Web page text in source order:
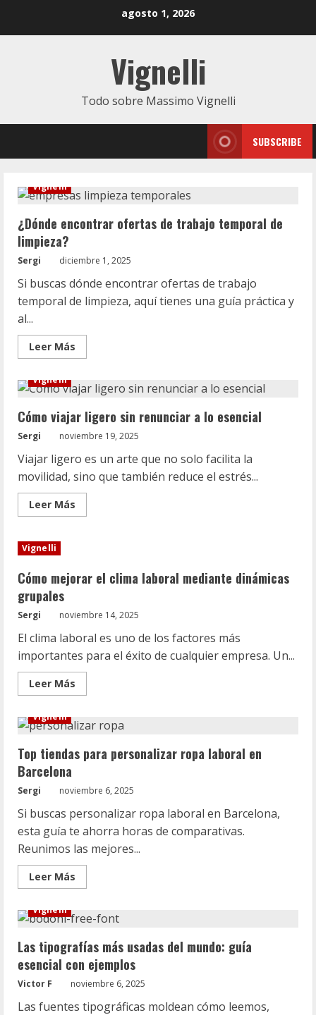
agosto 1, 2026
Vignelli
Todo sobre Massimo Vignelli
SUBSCRIBE
Vignelli
¿Dónde encontrar ofertas de trabajo temporal de
limpieza?
Sergi diciembre 1, 2025
Si buscas dónde encontrar ofertas de trabajo
temporal de limpieza, aquí tienes una guía práctica y
al...
Leer Más
más
¿Dónde
encontrar
de
trabajo
temporal
limpieza?
Vignelli
Cómo viajar ligero sin renunciar a lo esencial
Sergi noviembre 19, 2025
Viajar ligero es un arte que no solo facilita la
movilidad, sino que también reduce el estrés...
Leer Más
más
sin
renunciar
esencial
Vignelli
Cómo mejorar el clima laboral mediante dinámicas
grupales
Sergi noviembre 14, 2025
El clima laboral es uno de los factores más
importantes para el éxito de cualquier empresa. Un...
Leer Más
más
Cómo
mejorar
clima
laboral
grupales
Vignelli
Top tiendas para personalizar ropa laboral en
Barcelona
Sergi noviembre 6, 2025
Si buscas personalizar ropa laboral en Barcelona,
esta guía te ahorra horas de comparativas.
Reunimos las mejores...
Leer Más
más
Top
tiendas
personalizar
ropa
laboral
en
Barcelona
Vignelli
Las tipografías más usadas del mundo: guía
esencial con ejemplos
Victor F noviembre 6, 2025
Las fuentes tipográficas moldean cómo leemos,